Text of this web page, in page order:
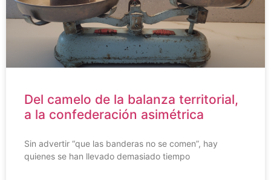
Del camelo de la balanza territorial,
a la confederación asimétrica
Sin advertir “que las banderas no se comen”, hay
quienes se han llevado demasiado tiempo